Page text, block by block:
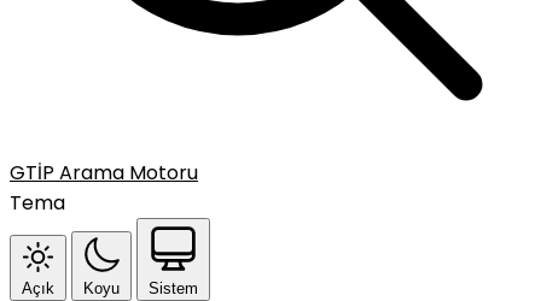
GTİP Arama Motoru
Tema
Açık Koyu Sistem